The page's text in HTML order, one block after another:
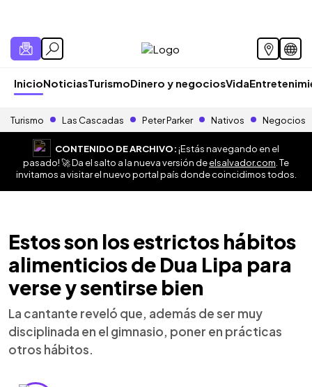
InicioNoticiasTurismoDinero y negociosVida
Turismo Las Cascadas Peter Parker Nativos Negocios
CONTENIDO DE ARCHIVO:¡Estás navegando en el
pasado! 🚀 Da el salto a la nueva versión deelsalvador.com . Te
invitamos a visitar el nuevo portal país donde coincidimos todos.
Estos son los estrictos hábitos
alimenticios de Dua Lipa para
verse y sentirse bien
La cantante reveló que, además de ser muy
disciplinada en el gimnasio, poner en prácticas
otros hábitos.